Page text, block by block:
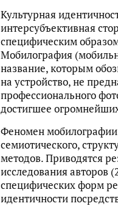
Культурная
интерсубъективная
специфическим
Мобилография
название, которым
на устройство, не
профессионального
достигшее
Феномен
семиотического,
методов. Приводятся
исследования авторов
специфических форм
идентичности